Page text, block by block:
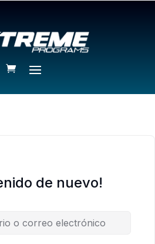
de nuevo!